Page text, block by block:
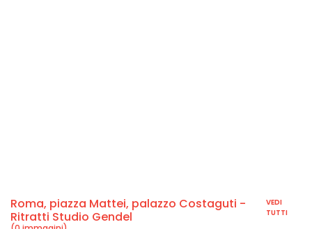
Roma, piazza Mattei, palazzo Costaguti -
Ritratti Studio Gendel
VEDI
TUTTI